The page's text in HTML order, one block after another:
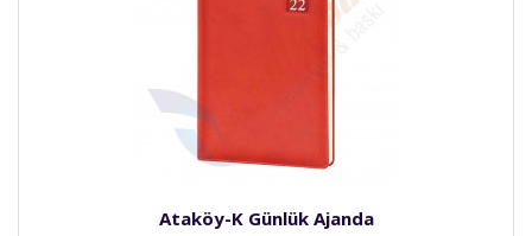
Ataköy-K Günlük Ajanda